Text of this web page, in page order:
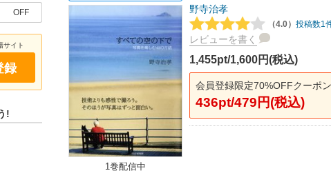
OFF
サイト
録
!
1巻配信中
野寺治孝
（4.0） 投稿数1
レビューを書く
1,455pt/1,600円(税込)
会員登録限定70%OFFクーポ
436pt/479円(税込)